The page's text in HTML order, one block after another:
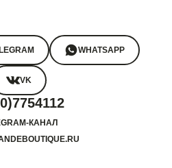
WHATSAPP
VK
КАНАЛ